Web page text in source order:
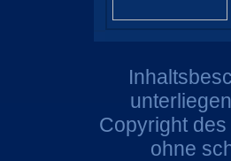
Copyright
ohne